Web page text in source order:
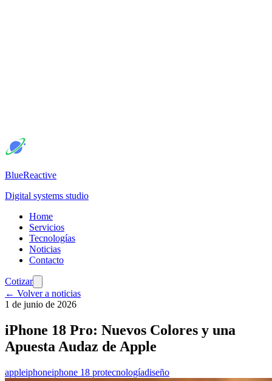
BlueReactive
Digital systems studio
Home
Servicios
Tecnologías
Noticias
Contacto
Cotizar
← Volver a noticias
1 de junio de 2026
iPhone 18 Pro: Nuevos Colores y una
Apuesta Audaz de Apple
appleiphoneiphone 18 protecnologíadiseño